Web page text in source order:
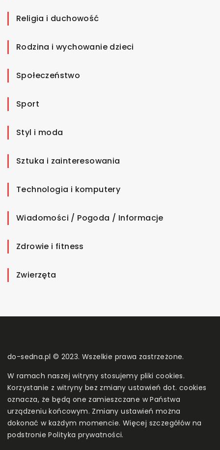
Religia i duchowość
Rodzina i wychowanie dzieci
Społeczeństwo
Sport
Styl i moda
Sztuka i zainteresowania
Technologia i komputery
Wiadomości / Pogoda / Informacje
Zdrowie i fitness
Zwierzęta
do-sedna.pl © 2023. Wszelkie prawa zastrzeżone.
W ramach naszej witryny stosujemy pliki cookies.
Korzystanie z witryny bez zmiany ustawień dot. cookies
oznacza, że będą one zamieszczane w Państwa
urządzeniu końcowym. Zmiany ustawień można
dokonać w każdym momencie. Więcej szczegółów na
podstroniePolityka prywatności.